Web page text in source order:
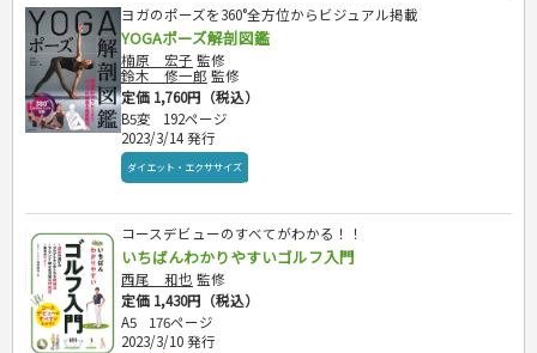
ヨガのポーズを360°全方位からビジュアル掲載
YOGAポーズ解剖図鑑
楠原 宏子 監修
鈴木 修一郎 監修
定価 1,760円（税込）
B5変
192ページ
2023/3/14 発行
ダイエット・エクササイズ
コースデビューのすべてがわかる！！
いちばんわかりやすいゴルフ入門
西尾 和也 監修
定価 1,430円（税込）
A5
176ページ
2023/3/10 発行